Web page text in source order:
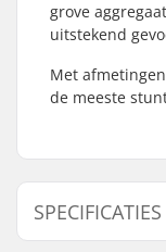
grove
uitstekend
Met
de meeste
SPECIFICATIES